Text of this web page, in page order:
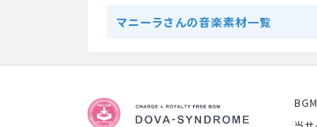
マニーラさんの音楽素材一覧